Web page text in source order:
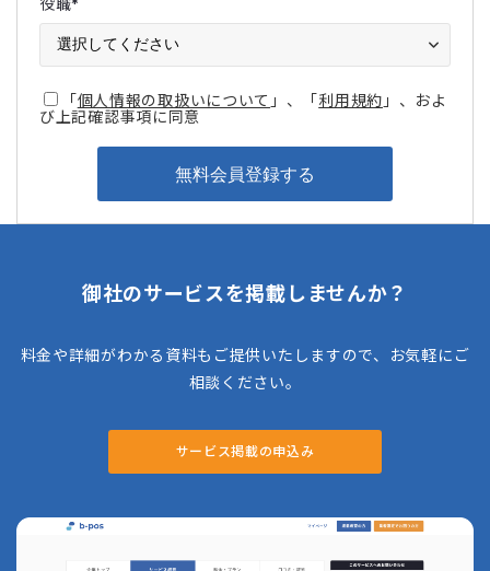
「個人情報の取扱いについて 」、「利用規約 」、およ
び上記確認事項に同意
御社のサービスを掲載しませんか？
料金や詳細がわかる資料もご提供いたしますので、お気軽にご
相談ください。
サービス掲載の申込み